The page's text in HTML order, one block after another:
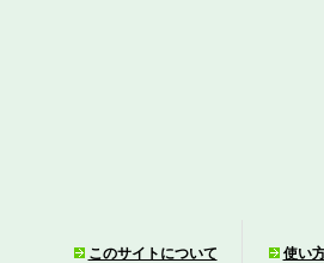
このサイトについて 使い